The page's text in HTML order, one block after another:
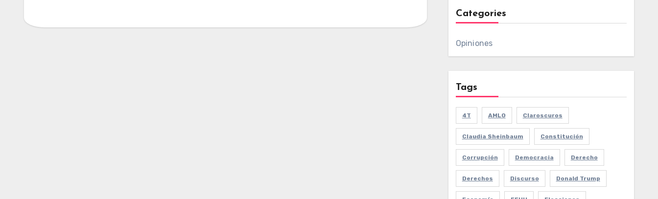
Categories
Opiniones
Tags
4T AMLO Claroscuros
Claudia Sheinbaum Constitución
Corrupción Democracia Derecho
Derechos Discurso Donald Trump